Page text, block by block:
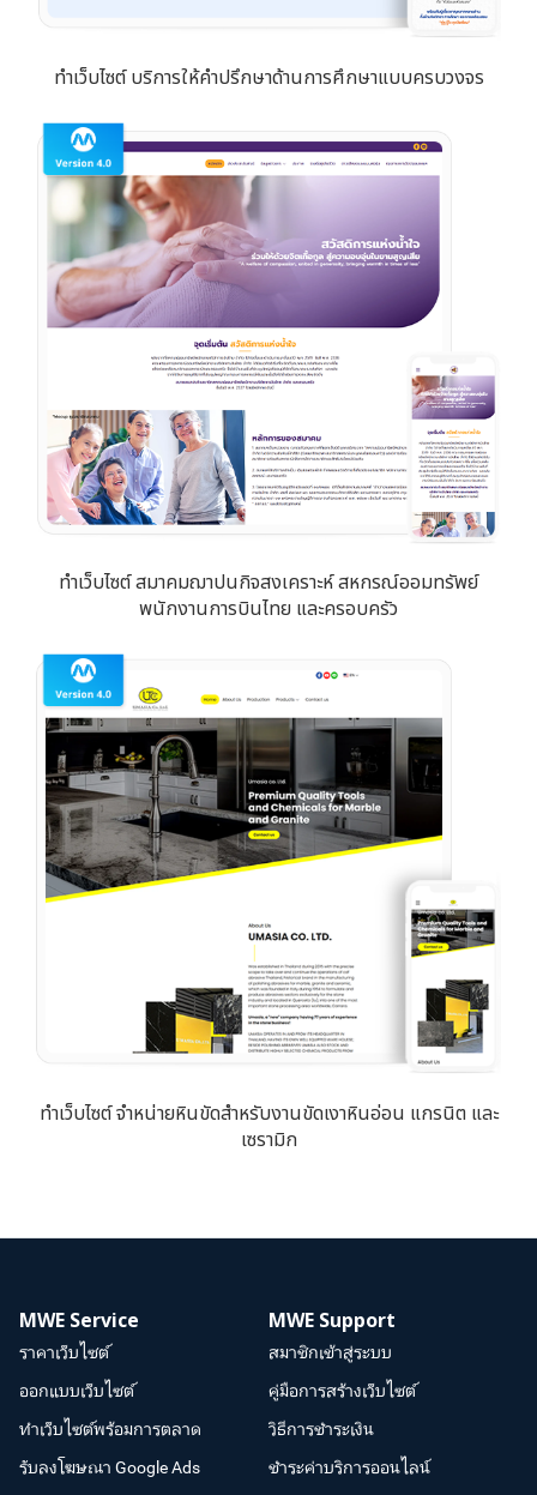
ทำเว็บไซต์ บริการให้คำปรึกษาด้านการศึกษาแบบครบวงจร
ทำเว็บไซต์ สมาคมฌาปนกิจสงเคราะห์ สหกรณ์ออมทรัพย์
พนักงานการบินไทย และครอบครัว
ทำเว็บไซต์ จำหน่ายหินขัดสำหรับงานขัดเงาหินอ่อน แกรนิต และ
เซรามิก
MWE Service
ราคาเว็บไซต์
ออกแบบเว็บไซต์
ทำเว็บไซต์พร้อมการตลาด
รับลงโฆษณา Google Ads
MWE Support
สมาชิกเข้าสู่ระบบ
คู่มือการสร้างเว็บไซต์
วิธีการชำระเงิน
ชำระค่าบริการออนไลน์